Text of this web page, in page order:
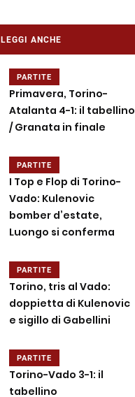
LEGGI ANCHE
PARTITE
Primavera, Torino-
Atalanta 4-1: il tabellino
/ Granata in finale
PARTITE
I Top e Flop di Torino-
Vado: Kulenovic
bomber d’estate,
Luongo si conferma
PARTITE
Torino, tris al Vado:
doppietta di Kulenovic
e sigillo di Gabellini
PARTITE
Torino-Vado 3-1: il
tabellino